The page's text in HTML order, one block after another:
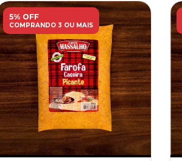
5% OFF
COMPRANDO 3 OU MAIS